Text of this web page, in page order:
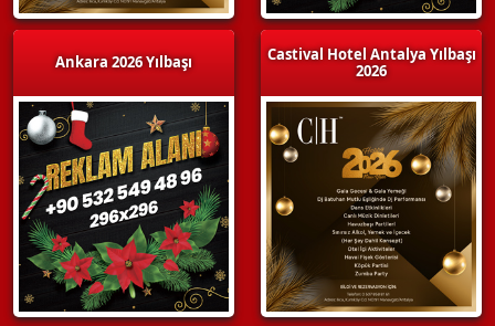
Ankara 2026 Yılbaşı
Castival Hotel Antalya Yılbaşı
2026